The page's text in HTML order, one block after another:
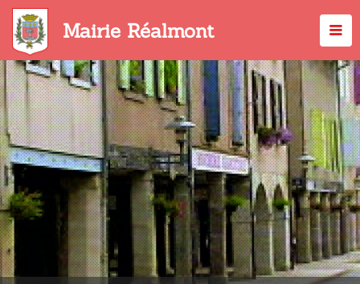
Aller
contenu
principal
Mairie Réalmont